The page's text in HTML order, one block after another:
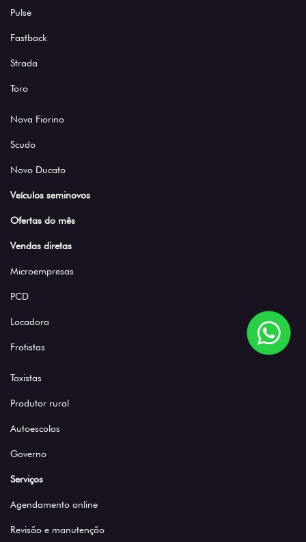
Pulse
Fastback
Strada
Toro
Nova Fiorino
Scudo
Novo Ducato
Veículos seminovos
Ofertas do mês
Vendas diretas
Microempresas
PCD
Locadora
Frotistas
Taxistas
Produtor rural
Autoescolas
Governo
Serviços
Agendamento online
Revisão e manutenção